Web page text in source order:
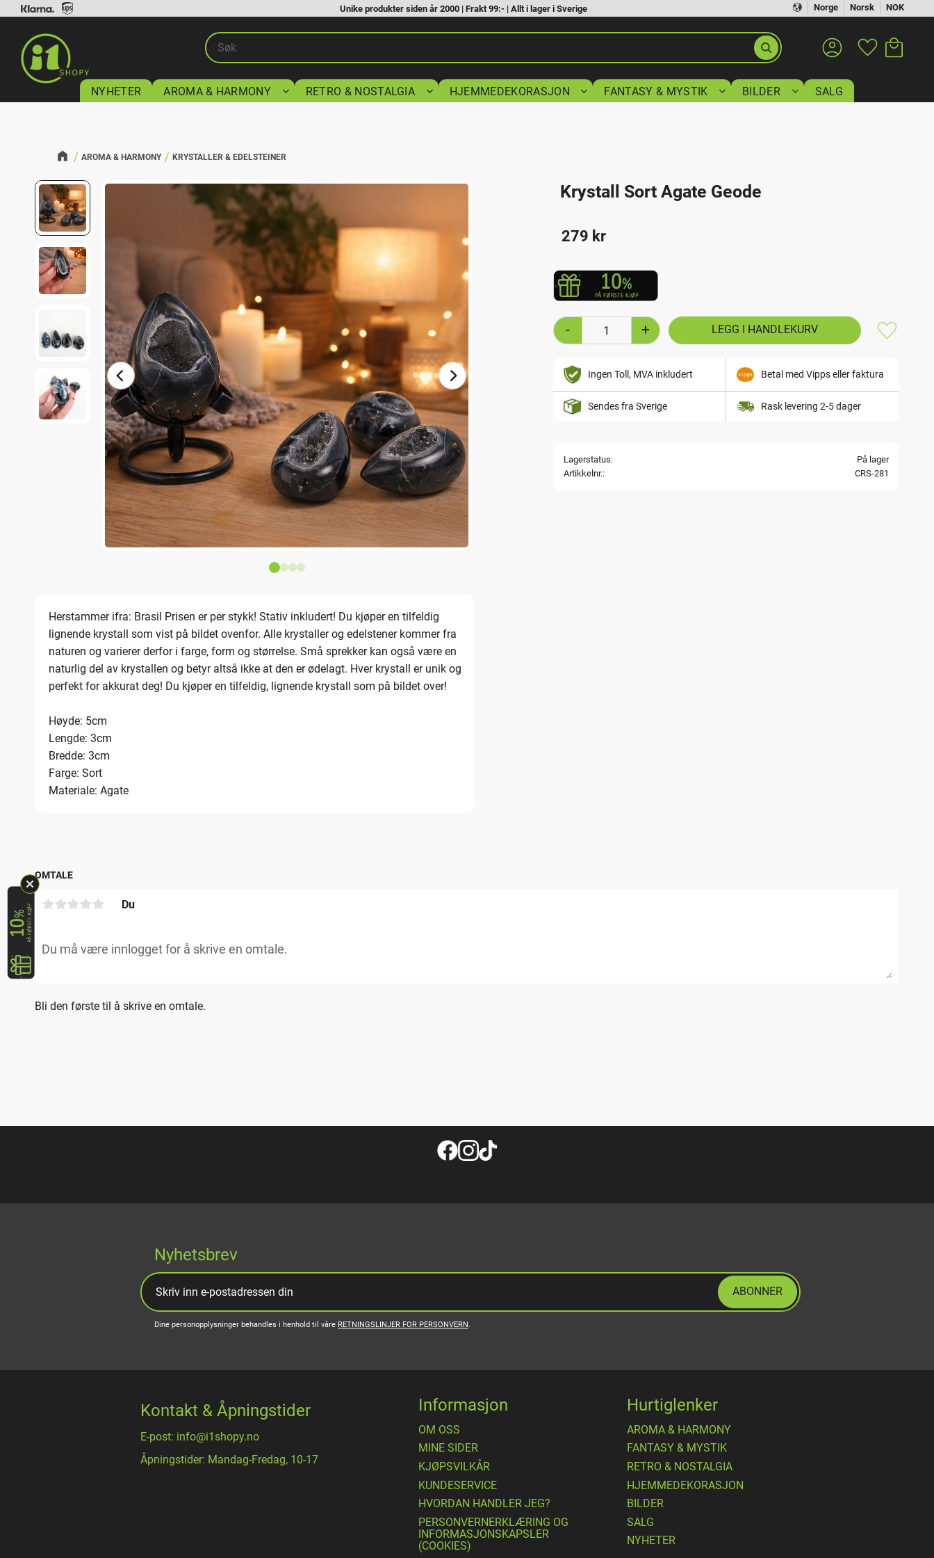
Norge Norsk NOK
Unike produkter siden år 2000 | Frakt 99:- | Allt i lager i Sverige
Favoritter
NYHETER AROMA & HARMONY RETRO & NOSTALGIA HJEMMEDEKORASJON FANTASY & MYSTIK BILDER SALG
AROMA & HARMONY KRYSTALLER & EDELSTEINER
Krystall Sort Agate Geode
279 kr
+
-
Lagre
Ingen Toll, MVA inkludert Betal med Vipps eller faktura
Sendes fra Sverige Rask levering 2-5 dager
Lagerstatus
På lager
Artikkelnr.
CRS-281
Herstammer ifra: Brasil Prisen er per stykk! Stativ inkludert! Du kjøper en tilfeldig
lignende krystall som vist på bildet ovenfor. Alle krystaller og edelstener kommer fra
naturen og varierer derfor i farge, form og størrelse. Små sprekker kan også være en
naturlig del av krystallen og betyr altså ikke at den er ødelagt. Hver krystall er unik og
perfekt for akkurat deg! Du kjøper en tilfeldig, lignende krystall som på bildet over!
Høyde: 5cm
Lengde: 3cm
Bredde: 3cm
Farge: Sort
Materiale: Agate
OMTALE
Du
Bli den første til å skrive en omtale.
Nyhetsbrev
ABONNER
Dine personopplysninger behandles i henhold til våre RETNINGSLINJER FOR PERSONVERN.
Kontakt & Åpningstider
E-post: info@i1shopy.no
Åpningstider: Mandag-Fredag, 10-17
Informasjon
OM OSS
MINE SIDER
​KJØPSVILKÅR
KUNDESERVICE
HVORDAN HANDLER JEG?
PERSONVERNERKLÆRING OG
INFORMASJONSKAPSLER
(COOKIES)
Hurtiglenker
AROMA & HARMONY
FANTASY & MYSTIK
RETRO & NOSTALGIA
HJEMMEDEKORASJON
BILDER
SALG
NYHETER